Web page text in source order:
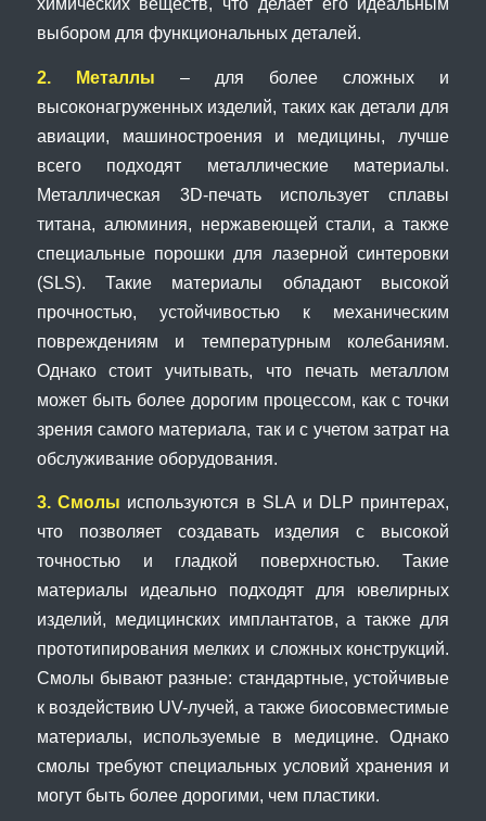
выбором для функциональных деталей.
2. Металлы – для более сложных и
высоконагруженных изделий, таких как детали для
авиации, машиностроения и медицины, лучше
всего подходят металлические материалы.
Металлическая 3D-печать использует сплавы
титана, алюминия, нержавеющей стали, а также
специальные порошки для лазерной синтеровки
(SLS). Такие материалы обладают высокой
прочностью, устойчивостью к механическим
повреждениям и температурным колебаниям.
Однако стоит учитывать, что печать металлом
может быть более дорогим процессом, как с точки
зрения самого материала, так и с учетом затрат на
обслуживание оборудования.
3. Смолы используются в SLA и DLP принтерах,
что позволяет создавать изделия с высокой
точностью и гладкой поверхностью. Такие
материалы идеально подходят для ювелирных
изделий, медицинских имплантатов, а также для
прототипирования мелких и сложных конструкций.
Смолы бывают разные: стандартные, устойчивые
к воздействию UV-лучей, а также биосовместимые
материалы, используемые в медицине. Однако
смолы требуют специальных условий хранения и
могут быть более дорогими, чем пластики.